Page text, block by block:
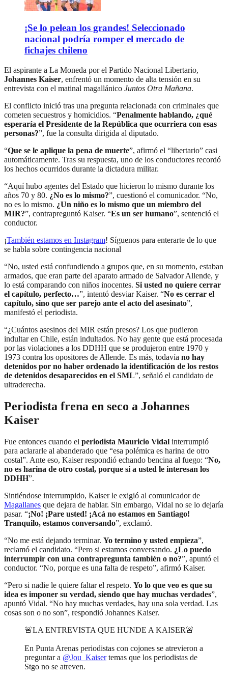
¡Se lo pelean los grandes! Seleccionado
nacional podría romper el mercado de
fichajes chileno
El aspirante a La Moneda por el Partido Nacional Libertario,
Johannes Kaiser, enfrentó un momento de alta tensión en su
entrevista con el matinal magallánico Juntos Otra Mañana.
El conflicto inició tras una pregunta relacionada con criminales que
cometen secuestros y homicidios. “Penalmente hablando, ¿qué
esperaría el Presidente de la República que ocurriera con esas
personas?”, fue la consulta dirigida al diputado.
“Que se le aplique la pena de muerte”, afirmó el “libertario” casi
automáticamente. Tras su respuesta, uno de los conductores recordó
los hechos ocurridos durante la dictadura militar.
“Aquí hubo agentes del Estado que hicieron lo mismo durante los
años 70 y 80. ¿No es lo mismo?”, cuestionó el comunicador. “No,
no es lo mismo. ¿Un niño es lo mismo que un miembro del
MIR?”, contrapreguntó Kaiser. “Es un ser humano”, sentenció el
conductor.
¡También estamos en Instagram! Síguenos para enterarte de lo que
se habla sobre contingencia nacional
“No, usted está confundiendo a grupos que, en su momento, estaban
armados, que eran parte del aparato armado de Salvador Allende, y
lo está comparando con niños inocentes. Si usted no quiere cerrar
el capítulo, perfecto…”, intentó desviar Kaiser. “No es cerrar el
capítulo, sino que ser parejo ante el acto del asesinato”,
manifestó el periodista.
“¿Cuántos asesinos del MIR están presos? Los que pudieron
indultar en Chile, están indultados. No hay gente que está procesada
por las violaciones a los DDHH que se produjeron entre 1970 y
1973 contra los opositores de Allende. Es más, todavía no hay
detenidos por no haber ordenado la identificación de los restos
de detenidos desaparecidos en el SML”, señaló el candidato de
ultraderecha.
Periodista frena en seco a Johannes
Kaiser
Fue entonces cuando el periodista Mauricio Vidal interrumpió
para aclararle al abanderado que “esa polémica es harina de otro
costal”. Ante eso, Kaiser respondió echando bencina al fuego: “No,
no es harina de otro costal, porque si a usted le interesan los
DDHH”.
Sintiéndose interrumpido, Kaiser le exigió al comunicador de
Magallanes que dejara de hablar. Sin embargo, Vidal no se lo dejaría
pasar. “¡No! ¡Pare usted! ¡Acá no estamos en Santiago!
Tranquilo, estamos conversando”, exclamó.
“No me está dejando terminar. Yo termino y usted empieza”,
reclamó el candidato. “Pero si estamos conversando. ¿Lo puedo
interrumpir con una contrapregunta también o no?”, apuntó el
conductor. “No, porque es una falta de respeto”, afirmó Kaiser.
“Pero si nadie le quiere faltar el respeto. Yo lo que veo es que su
idea es imponer su verdad, siendo que hay muchas verdades”,
apuntó Vidal. “No hay muchas verdades, hay una sola verdad. Las
cosas son o no son”, respondió Johannes Kaiser.
🚨LA ENTREVISTA QUE HUNDE A KAISER🚨
En Punta Arenas periodistas con cojones se atrevieron a
preguntar a @Jou_Kaisertemas que los periodistas de
Stgo no se atreven.